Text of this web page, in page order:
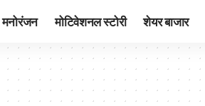
मनोरंजन मोटिवेशनल स्टोरी शेयर बाजार